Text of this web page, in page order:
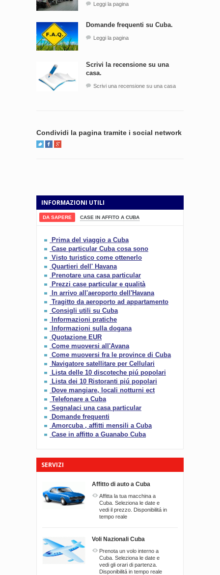
Leggi la pagina
Domande frequenti su Cuba.
Leggi la pagina
Scrivi la recensione su una
casa.
Scrivi una recensione su una casa
Condividi la pagina tramite i social network
INFORMAZIONI UTILI
DA SAPERE CASE IN AFFITO A CUBA
Prima del viaggio a Cuba
Case particular Cuba cosa sono
Visto turistico come ottenerlo
Quartieri dell' Havana
Prenotare una casa particular
Prezzi case particular e qualità
In arrivo all'aeroporto dell'Havana
Tragitto da aeroporto ad appartamento
Consigli utili su Cuba
Informazioni pratiche
Informazioni sulla dogana
Quotazione EUR
Come muoversi all'Avana
Come muoversi fra le province di Cuba
Navigatore satellitare per Cellulari
Lista delle 10 discoteche piú popolari
Lista dei 10 Ristoranti piú popolari
Dove mangiare, locali notturni ect
Telefonare a Cuba
Segnalaci una casa particular
Domande frequenti
Amorcuba , affitti mensili a Cuba
Case in affitto a Guanabo Cuba
SERVIZI
Affitto di auto a Cuba
Affitta la tua macchina a
Cuba. Seleziona le date e
vedi il prezzo. Disponibilitá in
tempo reale
Voli Nazionali Cuba
Prenota un volo interno a
Cuba. Seleziona le date e
vedi gli orari di partenza.
Disponibilitá in tempo reale